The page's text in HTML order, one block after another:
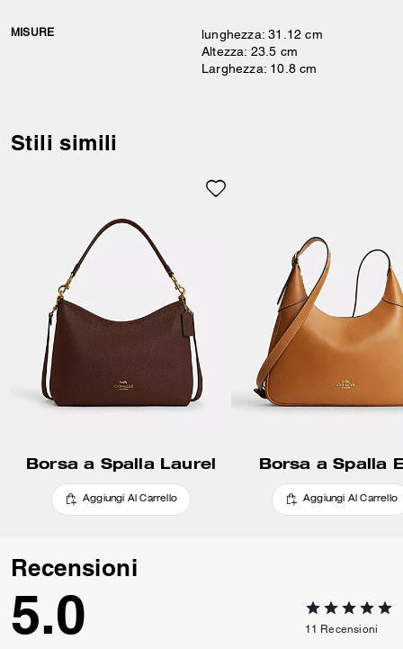
MISURE
lunghezza: 31.12 cm
Altezza: 23.5 cm
Larghezza: 10.8 cm
Stili simili
Borsa a Spalla Laurel
Aggiungi Al Carrello
Borsa a Spalla
Aggiungi Al Carrello
Recensioni
5.0 11 Recensioni